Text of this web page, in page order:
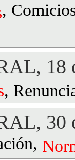
,
18
,
30